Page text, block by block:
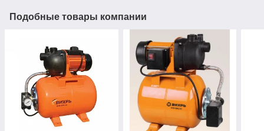
Подобные товары компании